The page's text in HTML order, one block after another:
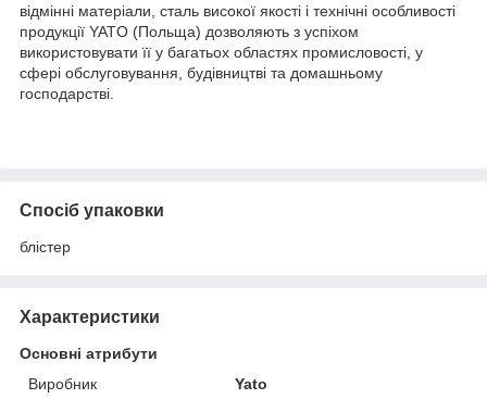
відмінні матеріали, сталь високої якості і технічні особливості
продукції YATO (Польща) дозволяють з успіхом
використовувати її у багатьох областях промисловості, у
сфері обслуговування, будівництві та домашньому
господарстві.
Спосіб упаковки
блістер
Характеристики
Основні атрибути
Виробник
Yato